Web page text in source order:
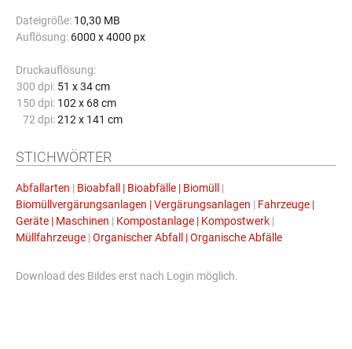
Dateigröße: 10,30 MB
Auflösung: 6000 x 4000 px
Druckauflösung:
300 dpi: 51 x 34 cm
150 dpi: 102 x 68 cm
72 dpi: 212 x 141 cm
STICHWÖRTER
Abfallarten | Bioabfall | Bioabfälle | Biomüll |
Biomüllvergärungsanlagen | Vergärungsanlagen | Fahrzeuge |
Geräte | Maschinen | Kompostanlage | Kompostwerk |
Müllfahrzeuge | Organischer Abfall | Organische Abfälle
Download des Bildes erst nach Login möglich.